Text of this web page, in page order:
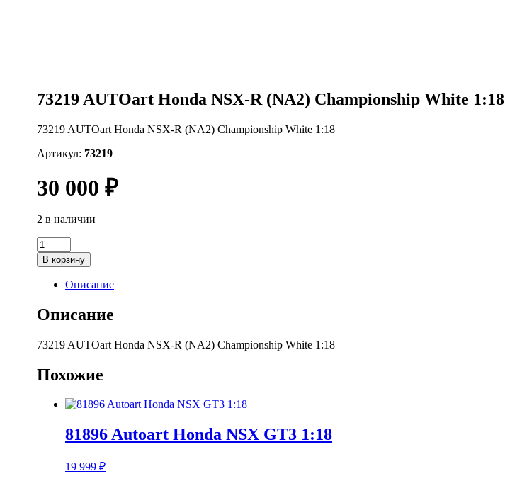
73219 AUTOart Honda NSX-R (NA2) Championship White 1:18
73219 AUTOart Honda NSX-R (NA2) Championship White 1:18
Артикул: 73219
30 000 ₽
2 в наличии
Количество
товара
73219
AUTOart
Honda
NSX-
R
Championship
1:18
В корзину
Описание
Описание
73219 AUTOart Honda NSX-R (NA2) Championship White 1:18
Похожие
81896 Autoart Honda NSX GT3 1:18
19 999 ₽